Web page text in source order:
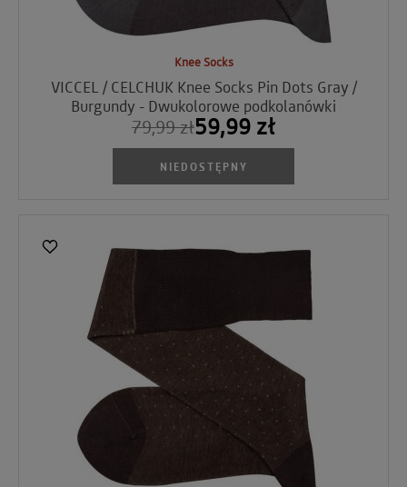
Knee Socks
VICCEL / CELCHUK Knee Socks Pin Dots Gray /
Burgundy - Dwukolorowe podkolanówki
79,99 zł59,99 zł
NIEDOSTĘPNY